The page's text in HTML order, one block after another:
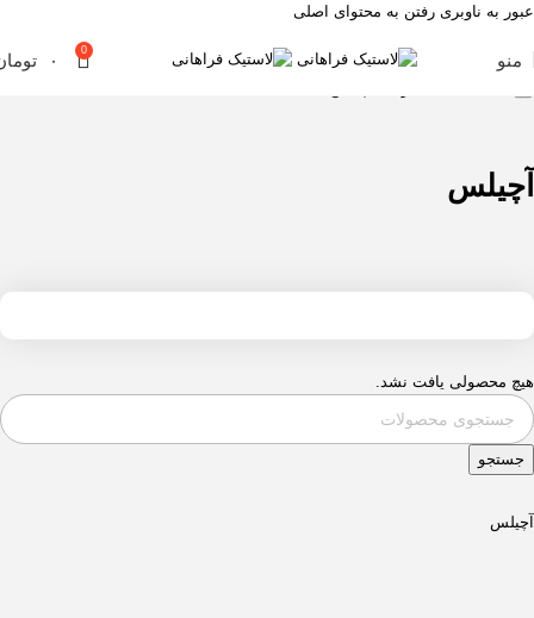
عبور به ناوبری رفتن به محتوای اصلی
منو 0 ۰
آچیلس
هیچ محصولی یافت نشد.
جستجو
آچیلس